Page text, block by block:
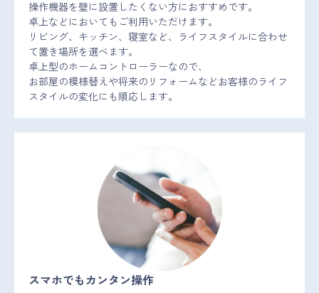
操作機器を壁に設置したくない方におすすめです。
卓上などにおいてもご利用いただけます。
リビング、キッチン、寝室など、ライフスタイルに合わせ
て置き場所を選べます。
卓上型のホームコントローラーなので、
お部屋の模様替えや将来のリフォームなどお客様のライフ
スタイルの変化にも順応します。
スマホでもカンタン操作